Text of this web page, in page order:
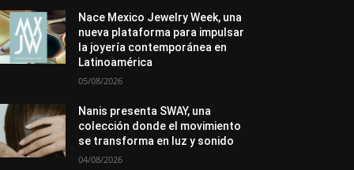
In memoriam
La Pluma de Pedro Pérez
México
Mundo Técnico
Novedades
Opiniones
Perspectiva
Premios
Secciones
Sin categoría
Nace Mexico Jewelry Week, una
nueva plataforma para impulsar
la joyería contemporánea en
Latinoamérica
05/08/2026
Nanis presenta SWAY, una
colección donde el movimiento
se transforma en luz y sonido
04/08/2026